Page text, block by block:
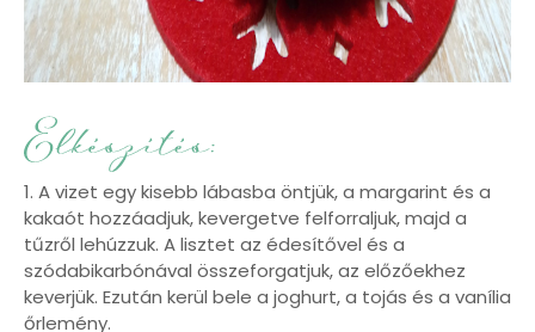
1. A vizet egy kisebb lábasba öntjük, a margarint és a
kakaót hozzáadjuk, kevergetve felforraljuk, majd a
tűzről lehúzzuk. A lisztet az édesítővel és a
szódabikarbónával összeforgatjuk, az előzőekhez
keverjük. Ezután kerül bele a joghurt, a tojás és a vanília
őrlemény.